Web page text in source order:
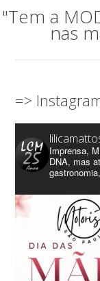
"Tem a
nas
=>
Imprensa,
DNA, mas